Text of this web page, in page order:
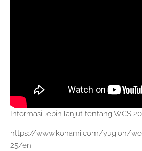
Informasi lebih lanjut tentang WCS
https://www.konami.com/yugioh/
25/en